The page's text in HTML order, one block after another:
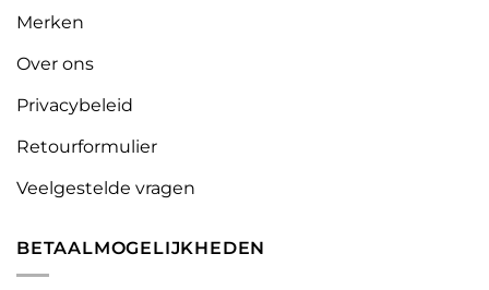
Merken
Over ons
Privacybeleid
Retourformulier
Veelgestelde vragen
BETAALMOGELIJKHEDEN